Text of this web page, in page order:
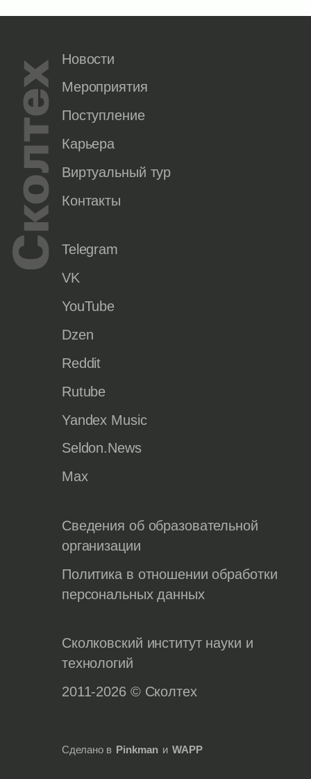
Новости
Мероприятия
Поступление
Карьера
Виртуальный тур
Контакты
Telegram
VK
YouTube
Dzen
Reddit
Rutube
Yandex Music
Seldon.News
Max
Сведения об образовательной
организации
Политика в отношении обработки
персональных данных
Сколковский институт науки и
технологий
2011-2026 © Сколтех
Сделано в Pinkman и WAPP